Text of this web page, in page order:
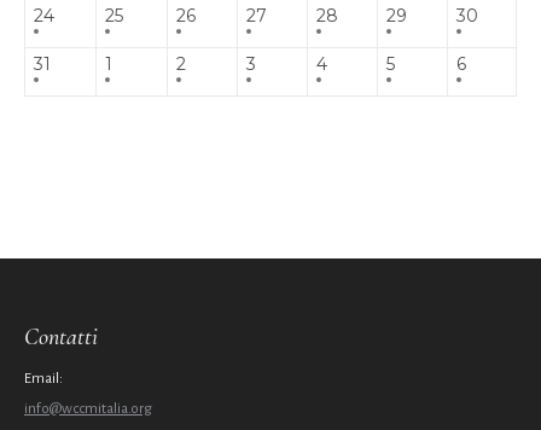
24 25 26 27 28 29 30
31 1 2 3 4 5 6
Contatti
Email:
info@wccmitalia.org